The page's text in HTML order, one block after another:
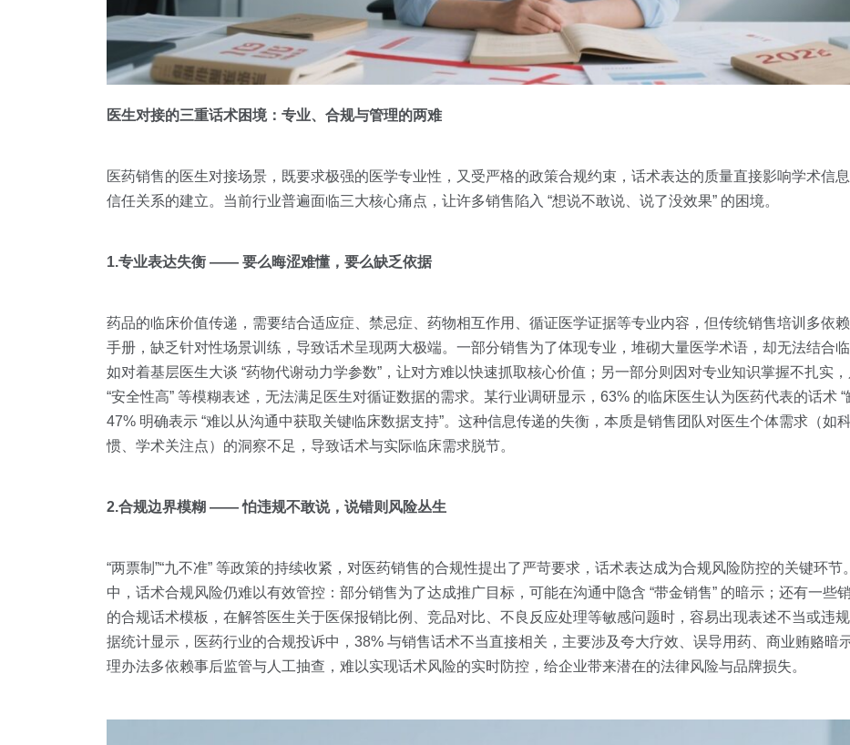
医生对接的三重话术困境：专业、合规与管理的两难
医药销售的医生对接场景，既要求极强的医学专业性，又受严格的政策合规约束，话术表达的质量直接影响学术信
信任关系的建立。当前行业普遍面临三大核心痛点，让许多销售陷入 “想说不敢说、说了没效果” 的困境。
1.专业表达失衡 —— 要么晦涩难懂，要么缺乏依据
药品的临床价值传递，需要结合适应症、禁忌症、药物相互作用、循证医学证据等专业内容，但传统销售培训多依
手册，缺乏针对性场景训练，导致话术呈现两大极端。一部分销售为了体现专业，堆砌大量医学术语，却无法结合
如对着基层医生大谈 “药物代谢动力学参数”，让对方难以快速抓取核心价值；另一部分则因对专业知识掌握不扎实，
“安全性高” 等模糊表述，无法满足医生对循证数据的需求。某行业调研显示，63% 的临床医生认为医药代表的话术 “
47% 明确表示 “难以从沟通中获取关键临床数据支持”。这种信息传递的失衡，本质是销售团队对医生个体需求（如
惯、学术关注点）的洞察不足，导致话术与实际临床需求脱节。
2.合规边界模糊 —— 怕违规不敢说，说错则风险丛生
“两票制”“九不准” 等政策的持续收紧，对医药销售的合规性提出了严苛要求，话术表达成为合规风险防控的关键环节
中，话术合规风险仍难以有效管控：部分销售为了达成推广目标，可能在沟通中隐含 “带金销售” 的暗示；还有一些
的合规话术模板，在解答医生关于医保报销比例、竞品对比、不良反应处理等敏感问题时，容易出现表述不当或违
据统计显示，医药行业的合规投诉中，38% 与销售话术不当直接相关，主要涉及夸大疗效、误导用药、商业贿赂暗
理办法多依赖事后监管与人工抽查，难以实现话术风险的实时防控，给企业带来潜在的法律风险与品牌损失。